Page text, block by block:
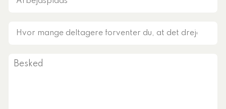
Hvor
forventer
Besked